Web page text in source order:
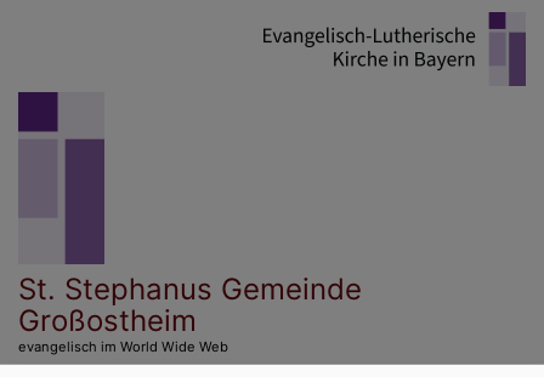
St. Stephanus Gemeinde
Großostheim
evangelisch im World Wide Web